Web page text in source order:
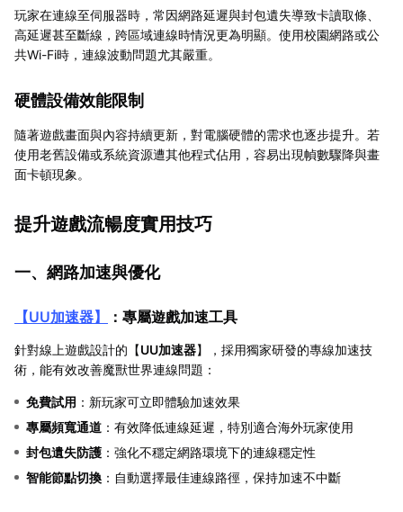
玩家在連線至伺服器時，常因網路延遲與封包遺失導致卡讀取條、
高延遲甚至斷線，跨區域連線時情況更為明顯。使用校園網路或公
共Wi-Fi時，連線波動問題尤其嚴重。
硬體設備效能限制
隨著遊戲畫面與內容持續更新，對電腦硬體的需求也逐步提升。若
使用老舊設備或系統資源遭其他程式佔用，容易出現幀數驟降與畫
面卡頓現象。
提升遊戲流暢度實用技巧
一、網路加速與優化
【UU加速器】 ：專屬遊戲加速工具
針對線上遊戲設計的【UU加速器】，採用獨家研發的專線加速技
術，能有效改善魔獸世界連線問題：
免費試用 ：新玩家可立即體驗加速效果
專屬頻寬通道 ：有效降低連線延遲，特別適合海外玩家使用
封包遺失防護 ：強化不穩定網路環境下的連線穩定性
智能節點切換 ：自動選擇最佳連線路徑，保持加速不中斷